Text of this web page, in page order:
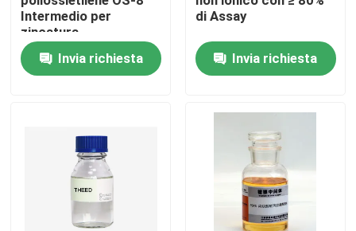
Casa.
Prodotti
Chi Siamo
Visita alla fabbrica
Intermedio per
zincatura
Invia richiesta
di Assay
Invia richiesta